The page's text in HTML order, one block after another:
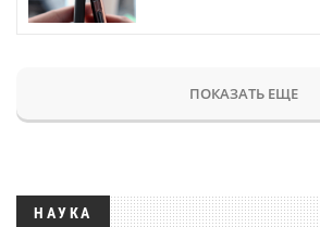
ПОКАЗАТЬ ЕЩЕ
НАУКА